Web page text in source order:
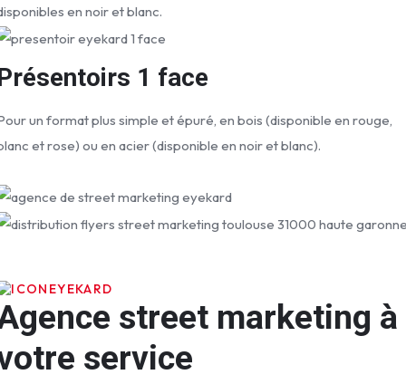
en noir et blanc.
1 face
un format plus simple et épuré, en bois (disponible en rouge,
et rose) ou en acier (disponible en noir et blanc).
EYEKARD
street marketing à
service